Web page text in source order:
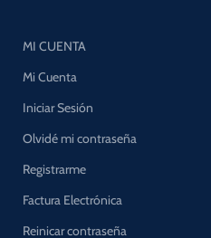
MI CUENTA
Mi Cuenta
Iniciar Sesión
Olvidé mi contraseña
Registrarme
Factura Electrónica
Reinicar contraseña